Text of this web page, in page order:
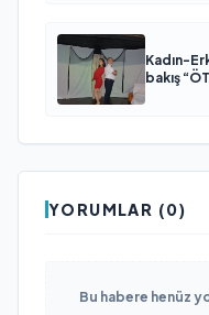
Kadın-
bakış
YORUMLAR (0)
Bu habere henüz